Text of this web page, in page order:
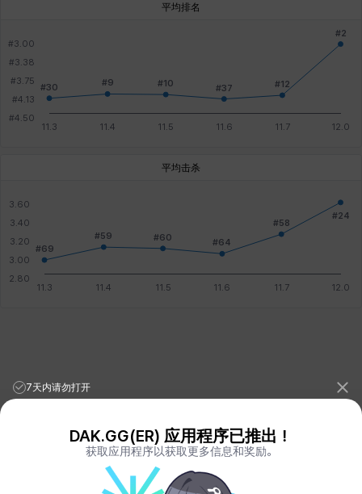
平均排名
平均击杀
League of Legends StatsPORO.GG
Teamfight Tactics Stats
LOLCHESS.GG
VALORANT.DAK.GG
7天内请勿打开
DAK.GG(ER) 应用程序已推出！
获取应用程序以获取更多信息和奖励。